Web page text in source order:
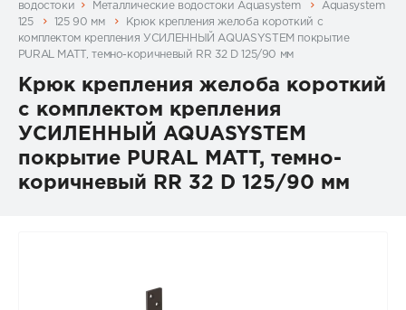
водостоки
Металлические водостоки Aquasystem
Aquasystem
125
125 90 мм
Крюк крепления желоба короткий с
комплектом крепления УСИЛЕННЫЙ AQUASYSTEM покрытие
PURAL MATT, темно-коричневый RR 32 D 125/90 мм
Крюк крепления желоба короткий
с комплектом крепления
УСИЛЕННЫЙ AQUASYSTEM
покрытие PURAL MATT, темно-
коричневый RR 32 D 125/90 мм